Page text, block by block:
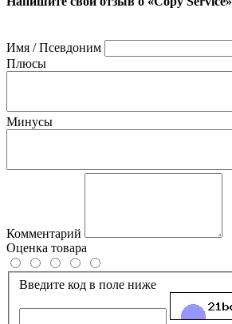
Имя / Псевдоним
Плюсы
Минусы
Комментарий
Оценка товара
Введите код в поле ниже